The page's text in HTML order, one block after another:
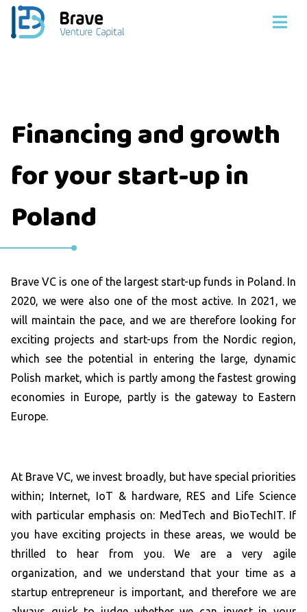
Financing and growth
for your start-up in
Poland
Brave VC is one of the largest start-up funds in Poland. In
2020, we were also one of the most active. In 2021, we
will maintain the pace, and we are therefore looking for
exciting projects and start-ups from the Nordic region,
which see the potential in entering the large, dynamic
Polish market, which is partly among the fastest growing
economies in Europe, partly is the gateway to Eastern
Europe.
At Brave VC, we invest broadly, but have special priorities
within; Internet, IoT & hardware, RES and Life Science
with particular emphasis on: MedTech and BioTechIT. If
you have exciting projects in these areas, we would be
thrilled to hear from you. We are a very agile
organization, and we understand that your time as a
startup entrepreneur is important, and therefore we are